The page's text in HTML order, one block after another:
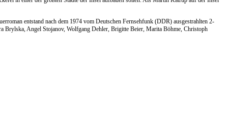
entstand nach dem 1974 vom Deutschen Fernsehfunk (DDR) ausgestrahlten 2-
Angel Stojanov, Wolfgang Dehler, Brigitte Beier, Marita Böhme, Christoph